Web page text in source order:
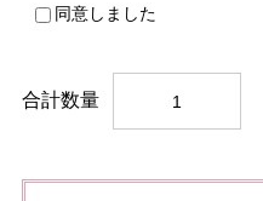
同意しました
合計数量